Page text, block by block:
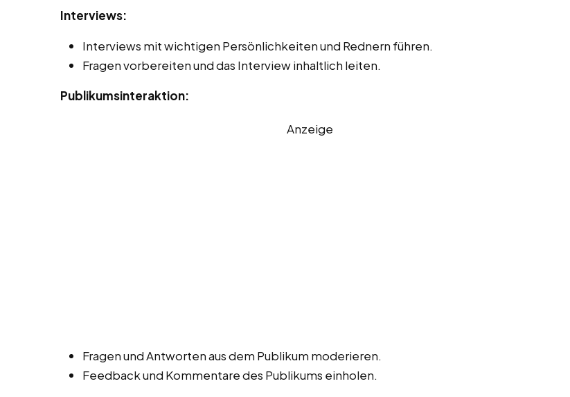
Interviews:
Interviews mit wichtigen Persönlichkeiten und Rednern führen.
Fragen vorbereiten und das Interview inhaltlich leiten.
Publikumsinteraktion:
Anzeige
Fragen und Antworten aus dem Publikum moderieren.
Feedback und Kommentare des Publikums einholen.